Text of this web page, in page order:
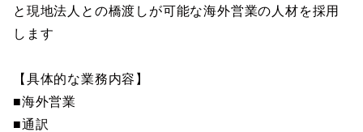
と現地法人との橋渡しが可能な海外営業の人材を採用
します
【具体的な業務内容】
■海外営業
■通訳